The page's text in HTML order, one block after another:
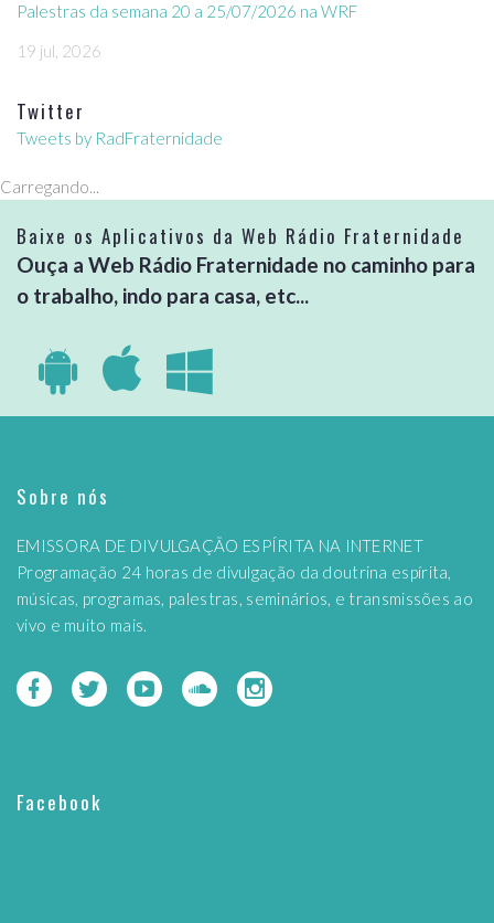
Palestras da semana 20 a 25/07/2026 na WRF
19 jul, 2026
Twitter
Tweets by RadFraternidade
Carregando...
Baixe os Aplicativos da Web Rádio Fraternidade
Ouça a Web Rádio Fraternidade no caminho para
o trabalho, indo para casa, etc...
Sobre nós
EMISSORA DE DIVULGAÇÃO ESPÍRITA NA INTERNET
Programação 24 horas de divulgação da doutrina espírita,
músicas, programas, palestras, seminários, e transmissões ao
vivo e muito mais.
Facebook